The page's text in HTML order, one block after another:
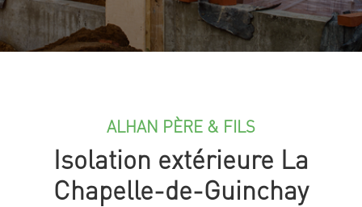
ALHAN PÈRE & FILS
Isolation extérieure La
Chapelle-de-Guinchay